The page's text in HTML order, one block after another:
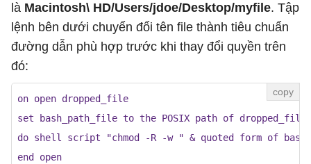
là Macintosh\ HD/Users/jdoe/Desktop/myfile. Tập
lệnh bên dưới chuyển đổi tên file thành tiêu chuẩn
đường dẫn phù hợp trước khi thay đổi quyền trên
đó:
on open dropped_file
set bash_path_file to the POSIX path of dropped_file
do shell script "chmod -R -w " & quoted form of
end open